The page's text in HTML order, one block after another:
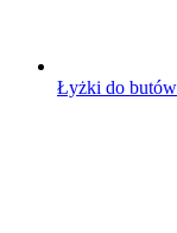
Łyżki do butów